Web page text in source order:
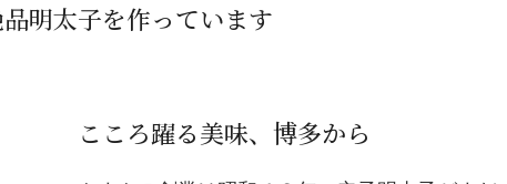
明太子を作っています
こころ躍る美味、博多から